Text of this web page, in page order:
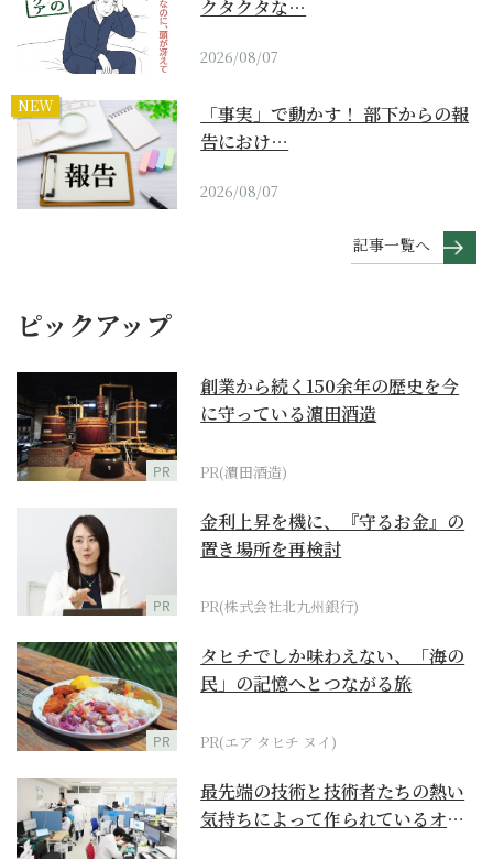
クタクタな…
2026/08/07
NEW
「事実」で動かす！ 部下からの報
告におけ…
2026/08/07
記事一覧へ
ピックアップ
PR
創業から続く150余年の歴史を今
に守っている濵田酒造
PR(濵田酒造)
PR
金利上昇を機に、『守るお金』の
置き場所を再検討
PR(株式会社北九州銀行)
PR
タヒチでしか味わえない、「海の
民」の記憶へとつながる旅
PR(エア タヒチ ヌイ)
最先端の技術と技術者たちの熱い
気持ちによって作られているオー